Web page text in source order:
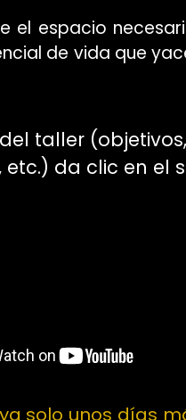
el espacio
de vida que
taller
etc.) da clic en el